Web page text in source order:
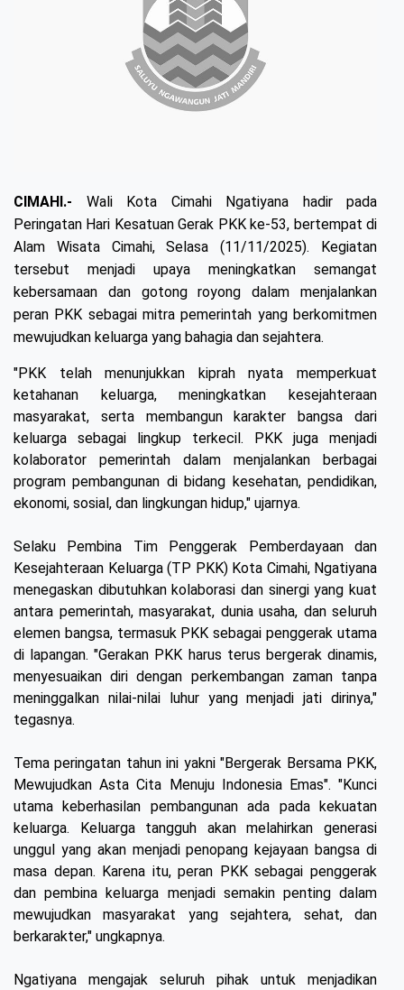
CIMAHI.-
Wali Kota Cimahi Ngatiyana hadir pada
Peringatan Hari Kesatuan Gerak PKK ke-53, bertempat di
Alam Wisata Cimahi, Selasa (11/11/2025). Kegiatan
tersebut menjadi upaya meningkatkan semangat
kebersamaan dan gotong royong dalam menjalankan
peran PKK sebagai mitra pemerintah yang berkomitmen
mewujudkan keluarga yang bahagia dan sejahtera.
"PKK telah menunjukkan kiprah nyata memperkuat
ketahanan keluarga, meningkatkan kesejahteraan
masyarakat, serta membangun karakter bangsa dari
keluarga sebagai lingkup terkecil. PKK juga menjadi
kolaborator pemerintah dalam menjalankan berbagai
program pembangunan di bidang kesehatan, pendidikan,
ekonomi, sosial, dan lingkungan hidup," ujarnya.
Selaku Pembina Tim Penggerak Pemberdayaan dan
Kesejahteraan Keluarga (TP PKK) Kota Cimahi, Ngatiyana
menegaskan dibutuhkan kolaborasi dan sinergi yang kuat
antara pemerintah, masyarakat, dunia usaha, dan seluruh
elemen bangsa, termasuk PKK sebagai penggerak utama
di lapangan. "Gerakan PKK harus terus bergerak dinamis,
menyesuaikan diri dengan perkembangan zaman tanpa
meninggalkan nilai-nilai luhur yang menjadi jati dirinya,"
tegasnya.
Tema peringatan tahun ini yakni "Bergerak Bersama PKK,
Mewujudkan Asta Cita Menuju Indonesia Emas". "Kunci
utama keberhasilan pembangunan ada pada kekuatan
keluarga. Keluarga tangguh akan melahirkan generasi
unggul yang akan menjadi penopang kejayaan bangsa di
masa depan. Karena itu, peran PKK sebagai penggerak
dan pembina keluarga menjadi semakin penting dalam
mewujudkan masyarakat yang sejahtera, sehat, dan
berkarakter," ungkapnya.
Ngatiyana mengajak seluruh pihak untuk menjadikan